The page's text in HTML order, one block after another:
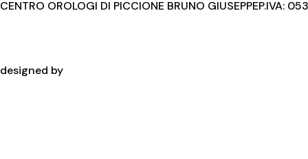
CENTRO OROLOGI DI PICCIONE BRUNO GIUSEPPEP.IVA:
designed by